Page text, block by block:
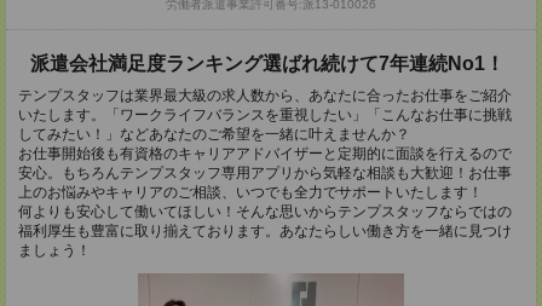
労働者派遣事業許可番号:派13-010026
派遣会社満足度ランキング選ばれ続けて7年連続No1！
テンプスタッフは業界最大級の求人数から、あなたに合ったお仕事をご紹介
いたします。「ワークライフバランスを重視したい」「こんなお仕事に挑戦
してみたい！」などあなたのご希望を一緒に叶えませんか？
お仕事開始後も有資格のキャリアアドバイザーと定期的に面談を行えるので
安心。もちろんテンプスタッフ専用アプリから気軽な相談も大歓迎！お仕事
上のお悩みやキャリアのご相談、いつでも全力でサポートいたします！
何よりも安心して働いてほしい！そんな思いからテンプスタッフならではの
福利厚生も豊富に取り揃えております。あなたらしい働き方を一緒に見つけ
ましょう！